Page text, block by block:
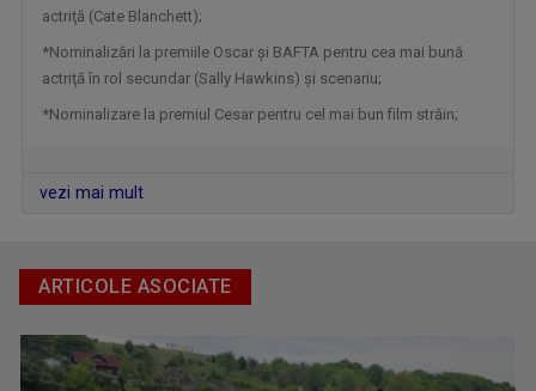
actriţă (Cate Blanchett);
*Nominalizări la premiile Oscar şi BAFTA pentru cea mai bună
actriţă în rol secundar (Sally Hawkins) şi scenariu;
*Nominalizare la premiul Cesar pentru cel mai bun film străin;
vezi mai mult
ARTICOLE ASOCIATE